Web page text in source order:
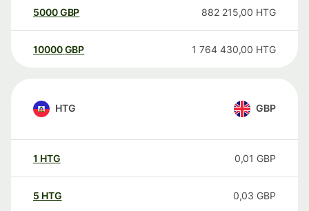
5000GBP 882 215,00 HTG
10000 GBP 1 764 430,00 HTG
HTG GBP
1 HTG 0,01 GBP
5 HTG 0,03 GBP